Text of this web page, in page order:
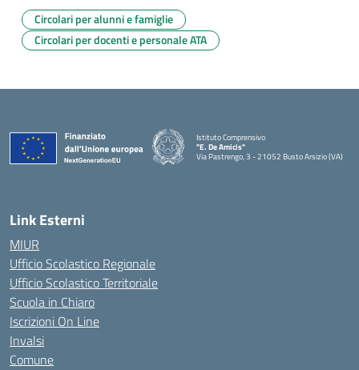
Circolari per alunni e famiglie
Circolari per docenti e personale ATA
Istituto Comprensivo
"E. De Amicis"
Via Pastrengo, 3 - 21052 Busto Arsizio (VA)
Link Esterni
MIUR
Ufficio Scolastico Regionale
Ufficio Scolastico Territoriale
Scuola in Chiaro
Iscrizioni On Line
Invalsi
Comune